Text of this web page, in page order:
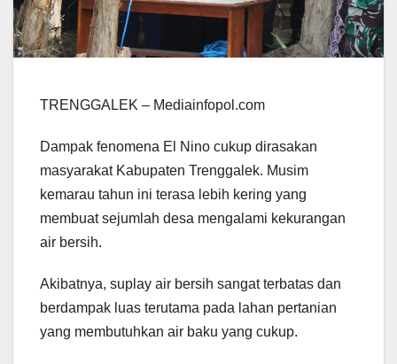
TRENGGALEK – Mediainfopol.com
Dampak fenomena El Nino cukup dirasakan
masyarakat Kabupaten Trenggalek. Musim
kemarau tahun ini terasa lebih kering yang
membuat sejumlah desa mengalami kekurangan
air bersih.
Akibatnya, suplay air bersih sangat terbatas dan
berdampak luas terutama pada lahan pertanian
yang membutuhkan air baku yang cukup.